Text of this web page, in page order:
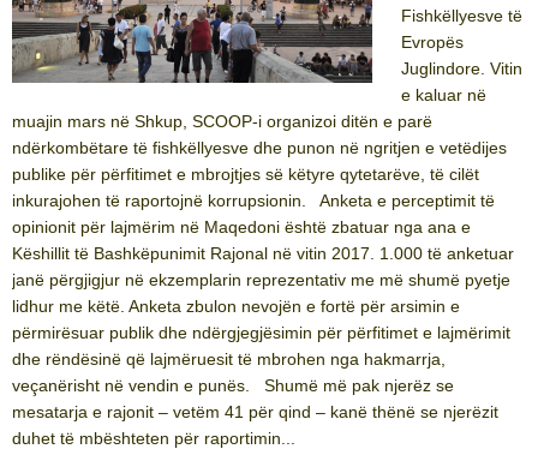
Fishkëllyesve të
Evropës
Juglindore. Vitin
e kaluar në
muajin mars në Shkup, SCOOP-i organizoi ditën e parë
ndërkombëtare të fishkëllyesve dhe punon në ngritjen e vetëdijes
publike për përfitimet e mbrojtjes së këtyre qytetarëve, të cilët
inkurajohen të raportojnë korrupsionin. Anketa e perceptimit të
opinionit për lajmërim në Maqedoni është zbatuar nga ana e
Këshillit të Bashkëpunimit Rajonal në vitin 2017. 1.000 të anketuar
janë përgjigjur në ekzemplarin reprezentativ me më shumë pyetje
lidhur me këtë. Anketa zbulon nevojën e fortë për arsimin e
përmirësuar publik dhe ndërgjegjësimin për përfitimet e lajmërimit
dhe rëndësinë që lajmëruesit të mbrohen nga hakmarrja,
veçanërisht në vendin e punës. Shumë më pak njerëz se
mesatarja e rajonit – vetëm 41 për qind – kanë thënë se njerëzit
duhet të mbështeten për raportimin...